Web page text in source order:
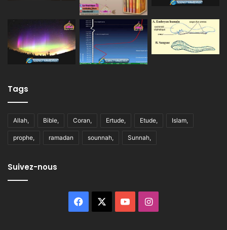
Tags
Allah, Bible, Coran, Ertude, Etude, Islam,
prophe, ramadan sounnah, Sunnah,
Suivez-nous
Facebook YouTubeInstagram